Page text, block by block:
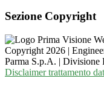
Sezione Copyright
Copyright 2026 |
Parma S.p.A. |
Disclaimer trattamento